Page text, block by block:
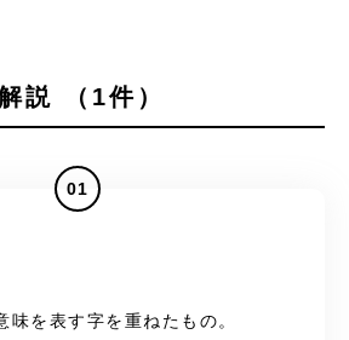
説 （1件）
01
味を表す字を重ねたもの。